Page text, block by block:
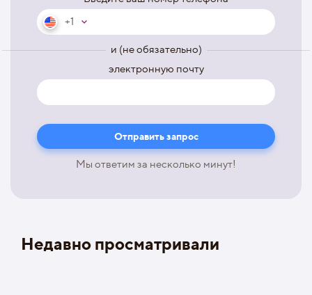
+1
и (не обязательно)
электронную почту
Мы ответим за несколько минут!
Недавно просматривали